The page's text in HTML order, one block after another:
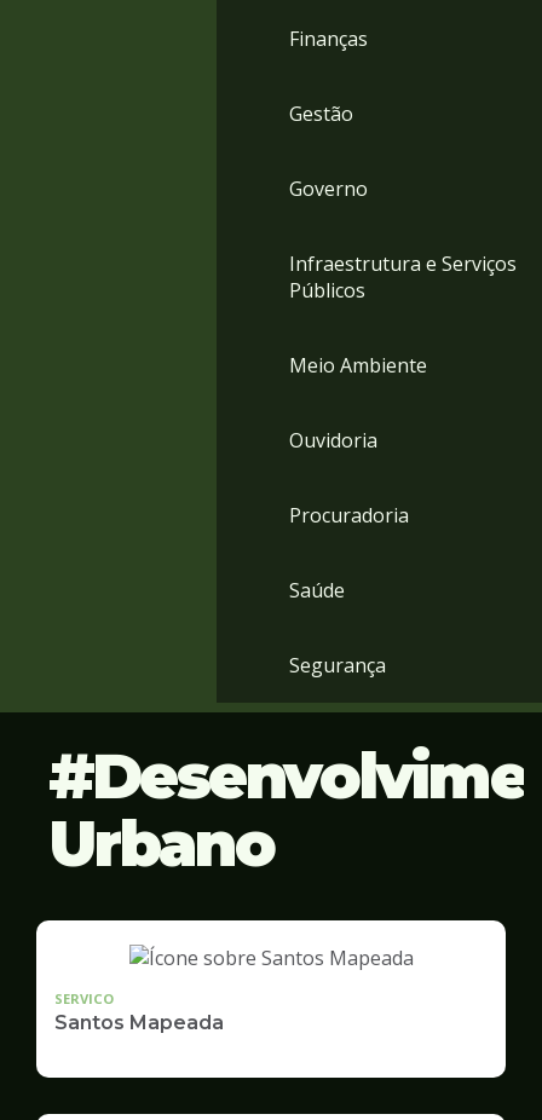
Finanças
Gestão
Governo
Infraestrutura e Serviços
Públicos
Meio Ambiente
Ouvidoria
Procuradoria
Saúde
Segurança
Urbano
SERVICO
Santos Mapeada